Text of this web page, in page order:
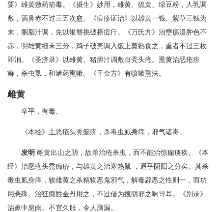
要》雄黄敷药箭毒。《摄生》妙用，雄黄、硫黄、绿豆粉，人乳调
敷，酒鼻赤不过三五次愈。《痘疹证治》以雄黄一钱、紫草三钱为
末，胭脂汁调，先以银簪挑破搽痘疔。《万氏方》治壅疡漫肿色不
赤，明雄黄细末三分，鸡子破壳调入饭上蒸熟食之，重者不过三枚
即消。《圣济录》以雄黄、猪胆汁调敷白秃头疮。熏黄治恶疮疥
癣，杀虫虱，和诸药熏嗽。《千金方》有咳嗽熏法。
雌黄
辛平，有毒。
《本经》主恶疮头秃痂疥，杀毒虫虱身痒，邪气诸毒。
发明 雌黄出山之阴，故单治疮杀虫，而不能治惊痫痰疾。《本
经》治恶疮头秃痂疥，与雄黄之治寒热鼠 ，迥乎阴阳之分矣。其杀
毒虫虱身痒，较雄黄之杀精物恶鬼邪气，解毒辟恶之性则一，而功
用悬殊。治狂痴胜金丹用之，不过借为搜阴邪之响导耳。《别录》
治鼻中息肉。不宜久服，令人脑漏。